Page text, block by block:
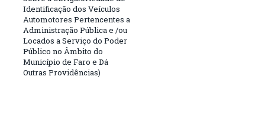
Identificação dos Veículos
Automotores Pertencentes a
Administração Pública e /ou
Locados a Serviço do Poder
Público no Âmbito do
Município de Faro e Dá
Outras Providências)